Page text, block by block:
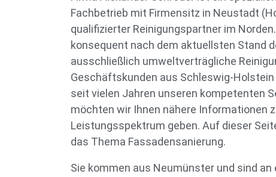
Fachbetrieb mit Firmensitz in Neustadt
qualifizierter Reinigungspartner im
konsequent nach dem aktuellsten Stand
ausschließlich umweltverträgliche
Geschäftskunden aus Schleswig-
seit vielen Jahren unseren kompetenten
möchten wir Ihnen nähere Informationen
Leistungsspektrum geben. Auf dieser
das Thema Fassadensanierung.
Sie kommen aus Neumünster und sind an